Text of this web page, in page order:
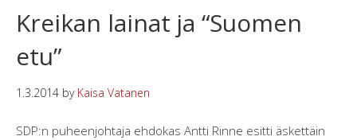
Kreikan lainat ja “Suomen
etu”
1.3.2014 by Kaisa Vatanen
SDP:n puheenjohtaja ehdokas Antti Rinne esitti äskettäin